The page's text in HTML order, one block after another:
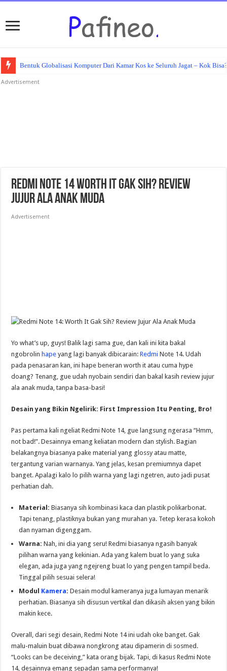
Bentuk Globalisasi Komputer Dari Kamar Kos ke Seluruh Jagat – Kok
Advertisement
Redmi Note 14 Worth It Gak Sih? Review
Jujur Ala Anak Muda
Advertisement
Yo what’s up, guys! Balik lagi sama gue, dan kali ini kita bakal
ngobrolin hape yang lagi banyak dibicarain:Redmi Note 14. Udah
pada penasaran kan, ini hape beneran worth it atau cuma hype
doang? Tenang, gue udah nyobain sendiri dan bakal kasih review jujur
ala anak muda, tanpa basa-basi!
Desain yang Bikin Ngelirik: First Impression Itu Penting, Bro!
Pas pertama kali ngeliat Redmi Note 14, gue langsung ngerasa “Hmm,
not bad!”. Desainnya emang keliatan modern dan stylish. Bagian
belakangnya biasanya pake material yang glossy atau matte,
tergantung varian warnanya. Yang jelas, kesan premiumnya dapet
banget. Apalagi kalo lo pilih warna yang lagi ngetren, auto jadi pusat
perhatian dah.
Material: Biasanya sih kombinasi kaca dan plastik polikarbonat.
Tapi tenang, plastiknya bukan yang murahan ya. Tetep kerasa kokoh
dan nyaman digenggam.
Warna: Nah, ini dia yang seru! Redmi biasanya ngasih banyak
pilihan warna yang kekinian. Ada yang kalem buat lo yang suka
elegan, ada juga yang ngejreng buat lo yang pengen tampil beda.
Tinggal pilih sesuai selera!
Modul Kamera: Desain modul kameranya juga lumayan menarik
perhatian. Biasanya sih disusun vertikal dan dikasih aksen yang bikin
makin kece.
Overall, dari segi desain, Redmi Note 14 ini udah oke banget. Gak
malu-maluin buat dibawa nongkrong atau dipamerin di sosmed.
“Looks can be deceiving,” kata orang bijak. Tapi, di kasus Redmi Note
14, desainnya emang sepadan sama performanya!